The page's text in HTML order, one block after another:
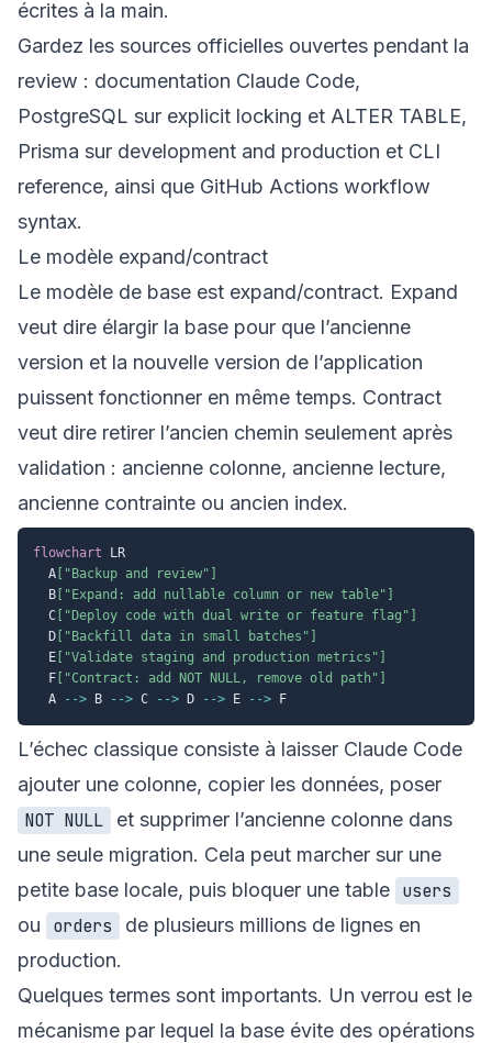
écrites à la main.
Gardez les sources officielles ouvertes pendant la
review : documentation Claude Code,
PostgreSQL sur explicit locking et ALTER TABLE,
Prisma sur development and production et CLI
reference, ainsi que GitHub Actions workflow
syntax.
Le modèle expand/contract
Le modèle de base est expand/contract. Expand
veut dire élargir la base pour que l’ancienne
version et la nouvelle version de l’application
puissent fonctionner en même temps. Contract
veut dire retirer l’ancien chemin seulement après
validation : ancienne colonne, ancienne lecture,
ancienne contrainte ou ancien index.
flowchart LR
  A
["Backup and review"]
  B
["Expand: add nullable column or new table"]
  C
["Deploy code with dual write or feature flag"]
  D
["Backfill data in small batches"]
  E
["Validate staging and production metrics"]
  F
["Contract: add NOT NULL, remove old path"]
  A
--> B --> C --> D --> E -->
L’échec classique consiste à laisser Claude Code
ajouter une colonne, copier les données, poser
NOT NULL
et supprimer l’ancienne colonne dans
une seule migration. Cela peut marcher sur une
petite base locale, puis bloquer une table users
ou
orders
de plusieurs millions de lignes en
production.
Quelques termes sont importants. Un verrou est le
mécanisme par lequel la base évite des opérations